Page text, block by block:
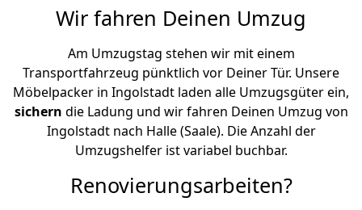
Wir fahren Deinen Umzug
Am Umzugstag stehen wir mit einem
Transportfahrzeug pünktlich vor Deiner Tür. Unsere
Möbelpacker in Ingolstadt laden alle Umzugsgüter ein,
sichern die Ladung und wir fahren Deinen Umzug von
Ingolstadt nach Halle (Saale). Die Anzahl der
Umzugshelfer ist variabel buchbar.
Renovierungsarbeiten?